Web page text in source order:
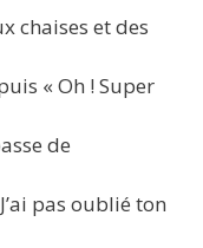
chaises et des
« Oh ! Super
de
pas oublié ton